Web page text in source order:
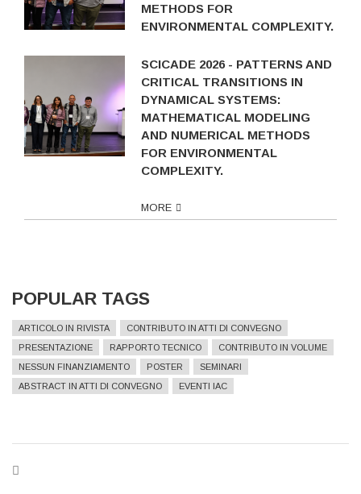
METHODS FOR
ENVIRONMENTAL COMPLEXITY.
SCICADE 2026 - PATTERNS AND
CRITICAL TRANSITIONS IN
DYNAMICAL SYSTEMS:
MATHEMATICAL MODELING
AND NUMERICAL METHODS
FOR ENVIRONMENTAL
COMPLEXITY.
MORE
POPULAR TAGS
ARTICOLO IN RIVISTA
CONTRIBUTO IN ATTI DI CONVEGNO
PRESENTAZIONE
RAPPORTO TECNICO
CONTRIBUTO IN VOLUME
NESSUN FINANZIAMENTO
POSTER
SEMINARI
ABSTRACT IN ATTI DI CONVEGNO
EVENTI IAC
BREADCRUMB